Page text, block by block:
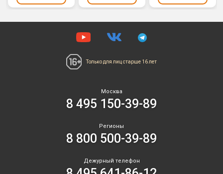
Только для лицстарше 16 лет
Москва
8 495 150-39-89
Регионы
8 800 500-39-89
Дежурный телефон